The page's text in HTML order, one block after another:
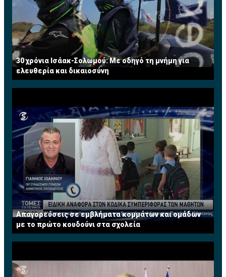
30 χρόνια Ισάακ-Σολωμού: Με οδηγό τη μνήμη για
ελευθερία και δικαιοσύνη
Απαγορεύσεις σε εμβλήματα κομμάτων και ομάδων
με το πρώτο κουδούνι στα σχολεία